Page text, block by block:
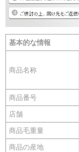
基本的な情報
商品名称
商品番号
店舗
商品毛重量
商品の産地